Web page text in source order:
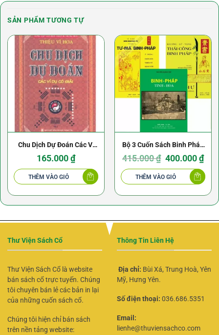
SẢN PHẨM TƯƠNG TỰ
Chu Dịch Dự Đoán Các Ví
Dụ Có Giải – Thiệu Vĩ Hoa
165.000₫
THÊM VÀO GIỎ
Bộ 3 Cuốn Sách Binh Pháp
Kinh Điển
415.000₫ Giá
gốc
415.000 ₫.
400.000₫Giá
hiện
là:
THÊM VÀO GIỎ
Thư Viện Sách Cổ
Thư Viện Sách Cổ là website
bán sách cổ trực tuyến. Chúng
tôi chuyên bán lẻ các bản in lại
của những cuốn sách cổ.
Chúng tôi hiện chỉ bán sách
trên nền tảng website:
Thông Tin Liên Hệ
Địa chỉ: Bùi Xá, Trung Hoà, Yên
Mỹ, Hưng Yên.
Số điện thoại: 036.686.5351
Email:
lienhe@thuviensachco.com